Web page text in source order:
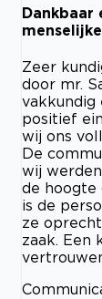
Dankbaar
Zeer
door mr.
vakkundig
positief
wij ons
De
wij
de hoogte
is de
ze
zaak. Een